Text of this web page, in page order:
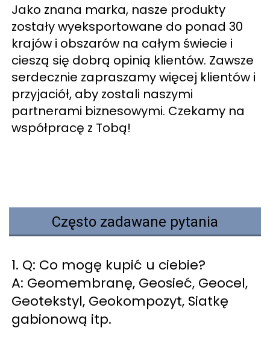
Jako znana marka, nasze produkty
zostały wyeksportowane do ponad 30
krajów i obszarów na całym świecie i
cieszą się dobrą opinią klientów. Zawsze
serdecznie zapraszamy więcej klientów i
przyjaciół, aby zostali naszymi
partnerami biznesowymi. Czekamy na
współpracę z Tobą!
Często zadawane pytania
1. Q: Co mogę kupić u ciebie?
A: Geomembranę, Geosieć, Geocel,
Geotekstyl, Geokompozyt, Siatkę
gabionową itp.